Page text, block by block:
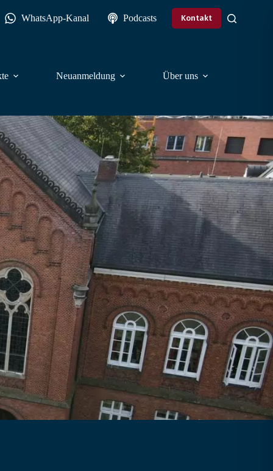
WhatsApp-Kanal Podcasts Kontakt
Neuanmeldung Über uns